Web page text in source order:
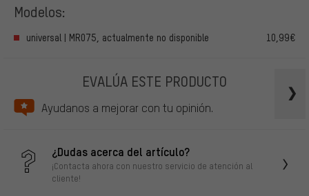
Modelos:
universal | MR075, actualmente no disponible 10,99€
EVALÚA ESTE PRODUCTO
Ayudanos a mejorar con tu opinión.
¿Dudas acerca del artículo?
¡Contacta ahora con nuestro servicio de atención al
cliente!